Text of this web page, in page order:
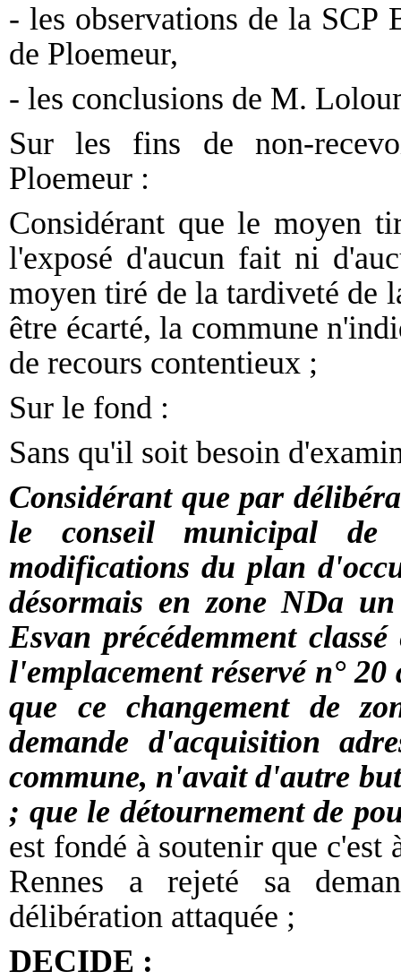
- les observations de la SCP
de Ploemeur,
- les conclusions de M.
Sur les fins de non-
Ploemeur :
Considérant que le moyen
l'exposé d'aucun fait ni
moyen tiré de la tardiveté de
être écarté, la commune
de recours contentieux ;
Sur le fond :
Sans qu'il soit besoin
Considérant que par
le conseil municipal de
modifications du plan
désormais en zone NDa
Esvan précédemment
l'emplacement réservé n°
que ce changement de
demande d'acquisition
commune, n'avait d'autre
; que le détournement de
est fondé à soutenir que
Rennes a rejeté sa
délibération attaquée ;
DECIDE :